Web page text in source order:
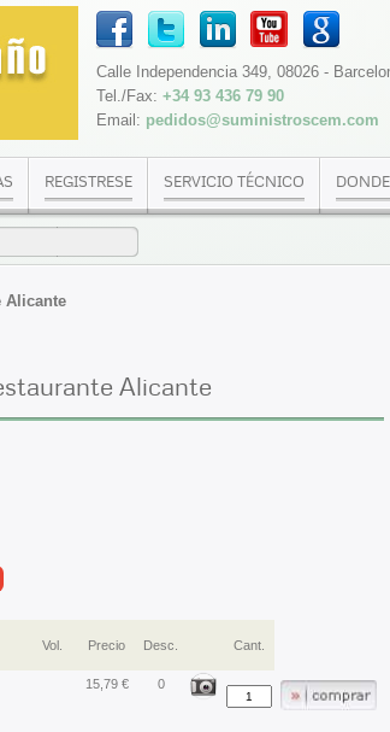
Calle Independencia 349, 08026 -
Tel./Fax: +34 93 436 79 90
Email: pedidos@suministroscem.com
REGISTRESE SERVICIO TÉCNICO
Alicante
Alicante
Vol. Precio Desc. Cant.
15,79 € 0